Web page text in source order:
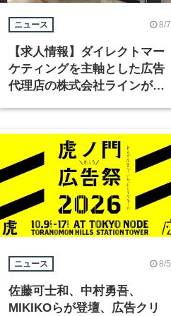
ニュース 8/7
【求人情報】ダイレクトマー
ケティングを主軸とした広告
代理店の株式会社ラインが、
ニュース 8/5
佐藤可士和、中村勇吾、
MIKIKOらが登壇、広告クリ